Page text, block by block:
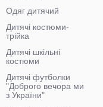
Одяг дитячий
Дитячі костюми-
трійка
Дитячі шкільні
костюми
Дитячі футболки
"Доброго вечора ми
з України"